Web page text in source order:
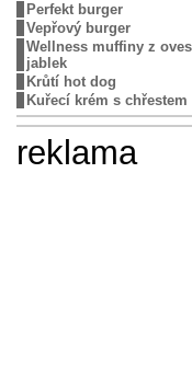
Perfekt burger
Vepřový burger
Wellness muffiny z
jablek
Krůtí hot dog
Kuřecí krém s chřestem
reklama